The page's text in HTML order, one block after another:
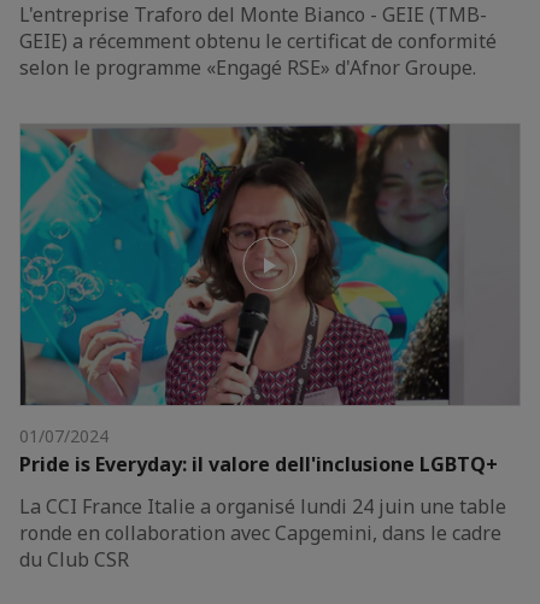
L'entreprise Traforo del Monte Bianco - GEIE (TMB-
GEIE) a récemment obtenu le certificat de conformité
selon le programme «Engagé RSE» d'Afnor Groupe.
01/07/2024
Pride is Everyday: il valore dell'inclusione LGBTQ+
La CCI France Italie a organisé lundi 24 juin une table
ronde en collaboration avec Capgemini, dans le cadre
du Club CSR